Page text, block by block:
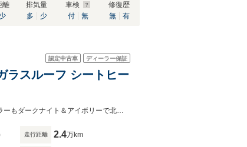
離
少
排気量
多
少
車検
付
無
修復歴
無
有
認定中古車 ディーラー保証
ラスルーフ シートヒー
DBX550 ライトニングシルバー とてもお洒落な仕様が入庫しました。インテリアカラーもダークナイト＆アイボリーで北欧のインテリアを連想させる室内空間です。
走行距離 2.4万km